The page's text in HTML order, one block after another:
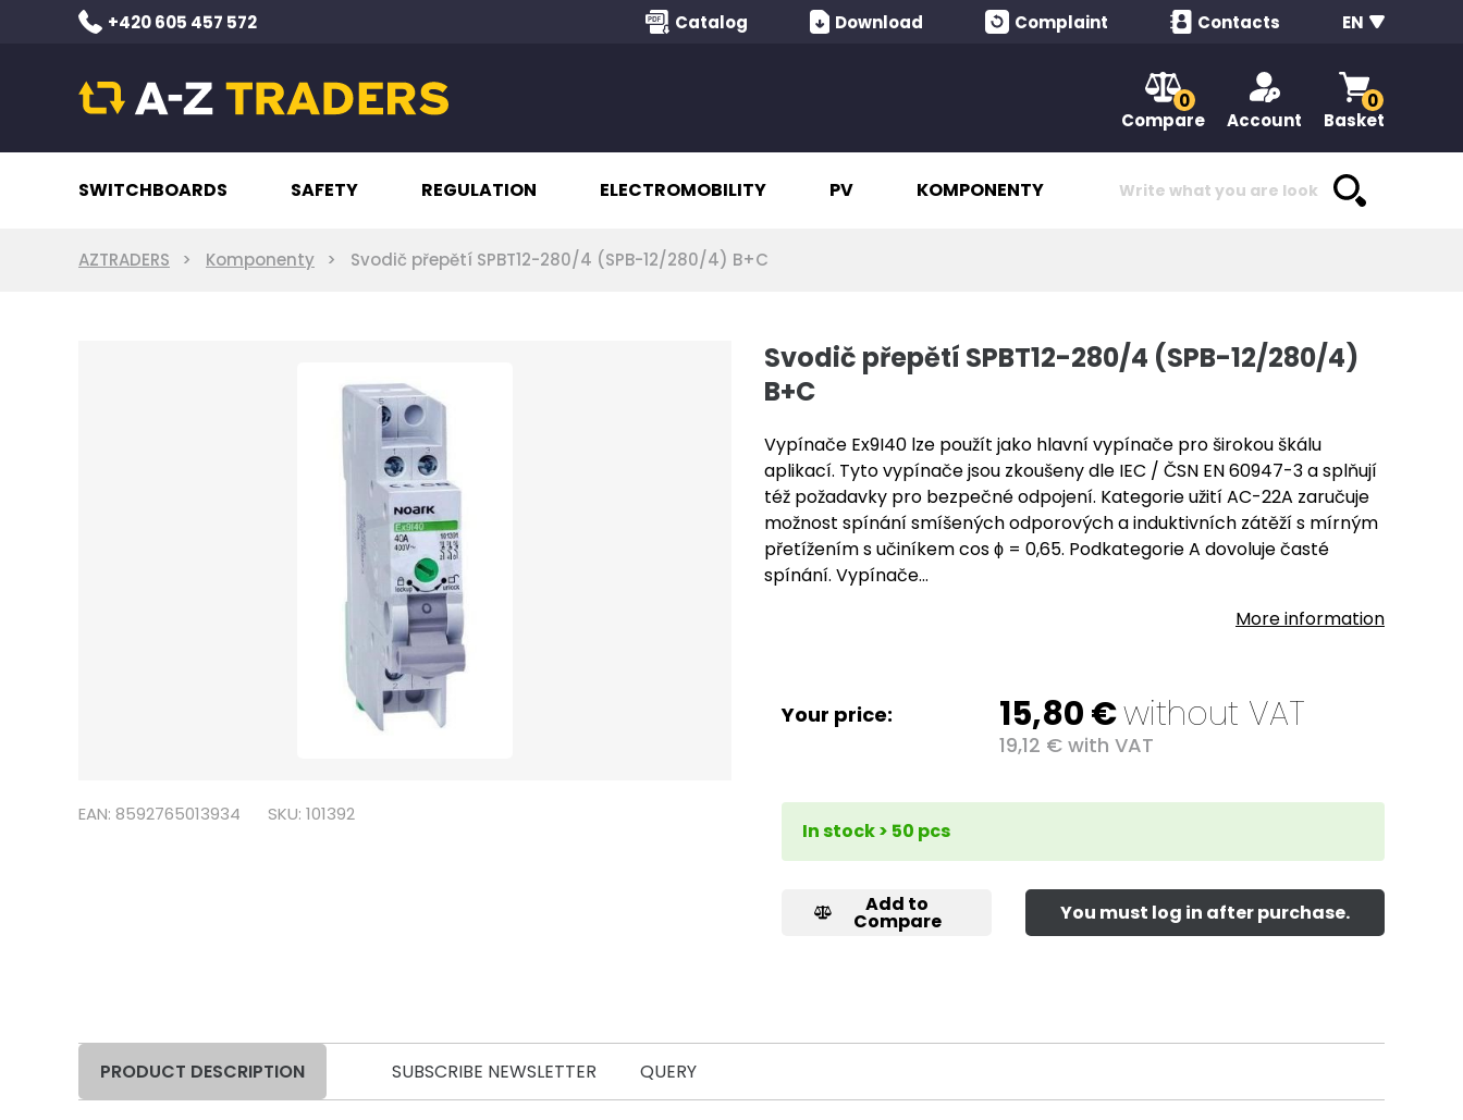
+420 605 457 572 Catalog Download Complaint Contacts EN
0
Compare
Account
0
Basket
SWITCHBOARDS SAFETY REGULATION ELECTROMOBILITY PV KOMPONENTY
AZTRADERS Komponenty Svodič přepětí SPBT12-280/4 (SPB-12/280/4) B+C
Svodič přepětí SPBT12-280/4 (SPB-12/280/4)
B+C
EAN: 8592765013934 SKU: 101392
Vypínače Ex9I40 lze použít jako hlavní vypínače pro širokou škálu
aplikací. Tyto vypínače jsou zkoušeny dle IEC / ČSN EN 60947-3 a splňují
též požadavky pro bezpečné odpojení. Kategorie užití AC-22A zaručuje
možnost spínání smíšených odporových a induktivních zátěží s mírným
přetížením s učiníkem cos ϕ = 0,65. Podkategorie A dovoluje časté
spínání. Vypínače…
More information
Your price: 15,80€without VAT
19,12 € with VAT
In stock > 50 pcs
You must log in after purchase.
Add to
Compare
PRODUCT DESCRIPTION SUBSCRIBE NEWSLETTER QUERY